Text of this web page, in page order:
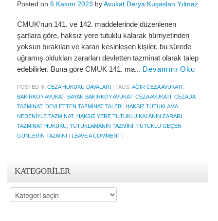
Aydınlatma Metni
KVKK Başvuru Formu
Bakırköy KVKK Avukatı
VİDEO
YASAL UYARI
İLETİŞİM
Posted on 6 Kasım 2023 byAvukat Derya Kuşaslan Yılmaz
CMUK’nun 141. ve 142. maddelerinde düzenlenen
şartlara göre, haksız yere tutuklu kalarak hürriyetinden
yoksun bırakılan ve kararı kesinleşen kişiler, bu sürede
uğramış oldukları zararları devletten tazminat olarak talep
edebilirler. Buna göre CMUK 141. ma... Devamını Oku
POSTED IN CEZA HUKUKU DAVALARI | TAGS: AĞIR CEZA AVUKATI
BAKIRKÖY AVUKAT, BAYAN BAKIRKÖY AVUKAT, CEZA AVUKATI CEZADA
TAZMINAT, DEVLETTEN TAZMINAT TALEBI HAKSIZ TUTUKLAMA
NEDENIYLE TAZMINAT, HAKSIZ YERE TUTUKLU KALANIN ZARARI
TAZMINAT HUKUKU TUTUKLAMANIN TAZMINI TUTUKLU GEÇEN
GÜNLERIN TAZMINI | LEAVE A COMMENT |
KATEGORILER
Kategoriler